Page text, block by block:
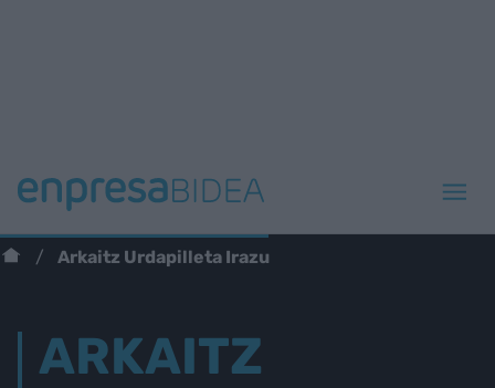
Arkaitz Urdapilleta Irazu
ARKAITZ